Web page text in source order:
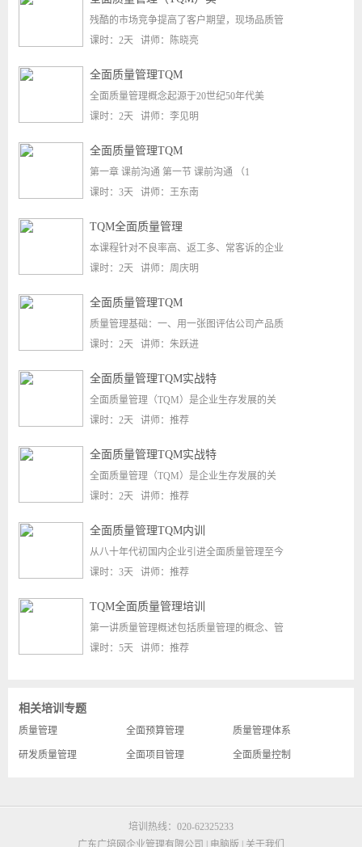
残酷的市场竞争提高了客户期望，现场品质管
课时：2天 讲师：陈晓亮
全面质量管理TQM
全面质量管理概念起源于20世纪50年代美
课时：2天 讲师：李见明
全面质量管理TQM
第一章 课前沟通 第一节 课前沟通 （1
课时：3天 讲师：王东南
TQM全面质量管理
本课程针对不良率高、返工多、常客诉的企业
课时：2天 讲师：周庆明
全面质量管理TQM
质量管理基础：一、用一张图评估公司产品质
课时：2天 讲师：朱跃进
全面质量管理TQM实战特
全面质量管理（TQM）是企业生存发展的关
课时：2天 讲师：推荐
全面质量管理TQM实战特
全面质量管理（TQM）是企业生存发展的关
课时：2天 讲师：推荐
全面质量管理TQM内训
从八十年代初国内企业引进全面质量管理至今
课时：3天 讲师：推荐
TQM全面质量管理培训
第一讲质量管理概述包括质量管理的概念、管
课时：5天 讲师：推荐
相关培训专题
质量管理 全面预算管理 质量管理体系
研发质量管理 全面项目管理 全面质量控制
培训热线：020-62325233
广东广培网企业管理有限公司 | 电脑版 关于我们